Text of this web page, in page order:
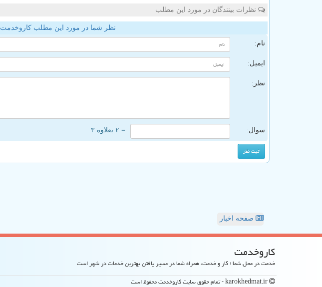
نظرات بینندگان در مورد این مطلب
نظر شما در مورد این مطلب کاروخدمت
نام:
ایمیل:
نظر:
سوال: = ۲ بعلاوه ۳
صفحه اخبار
كاروخدمت
خدمت در محل شما ؛ کار و خدمت، همراه شما در مسیر یافتن بهترین خدمات در شهر است